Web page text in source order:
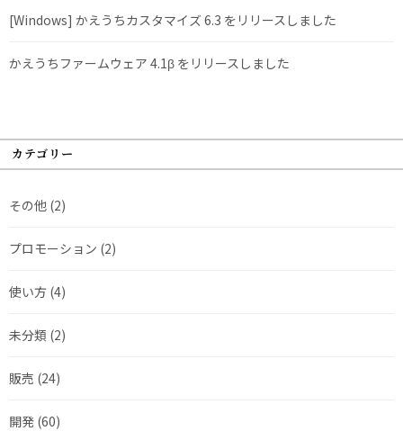
[Windows] かえうちカスタマイズ 6.3 をリリースしました
かえうちファームウェア 4.1β をリリースしました
カテゴリー
その他 (2)
プロモーション (2)
使い方 (4)
未分類 (2)
販売 (24)
開発 (60)